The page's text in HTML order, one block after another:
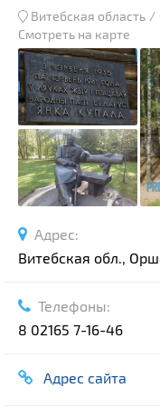
Музеи
Замки и дворцы
Военная история
Гражданская
Спортивные
Производства
Родовые усадьбы
Национальные
Озера и водоемы
Памятники
Витебская область
Смотреть на карте
Адрес:
Витебская обл.,
Телефоны:
8 02165 7-16-46
Адрес сайта